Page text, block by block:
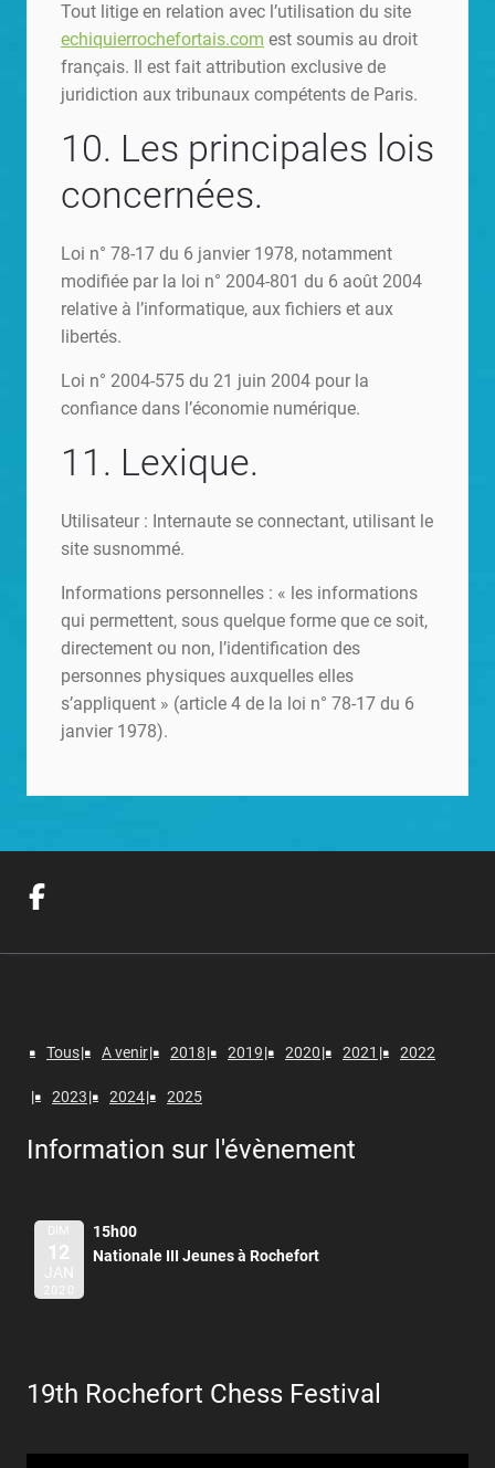
Tout litige en relation avec l’utilisation du site
echiquierrochefortais.com est soumis au droit
français. Il est fait attribution exclusive de
juridiction aux tribunaux compétents de Paris.
10. Les principales lois
concernées.
Loi n° 78-17 du 6 janvier 1978, notamment
modifiée par la loi n° 2004-801 du 6 août 2004
relative à l’informatique, aux fichiers et aux
libertés.
Loi n° 2004-575 du 21 juin 2004 pour la
confiance dans l’économie numérique.
11. Lexique.
Utilisateur : Internaute se connectant, utilisant le
site susnommé.
Informations personnelles : « les informations
qui permettent, sous quelque forme que ce soit,
directement ou non, l’identification des
personnes physiques auxquelles elles
s’appliquent » (article 4 de la loi n° 78-17 du 6
janvier 1978).
Tous A venir 2018 2019 2020 2021 2022
2023 2024 2025
Information sur l'évènement
DIM
12
JAN
2020
15h00
Nationale III Jeunes à Rochefort
19th Rochefort Chess Festival